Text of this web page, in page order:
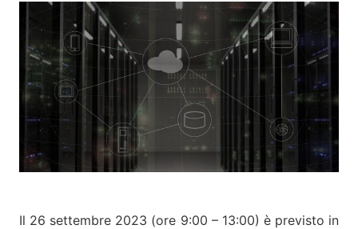
Il 26 settembre 2023 (ore 9:00 – 13:00) è previsto in